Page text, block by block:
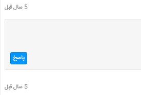
5 سال قبل
پاسخ
5 سال قبل